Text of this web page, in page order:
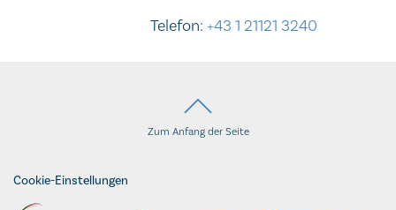
Telefon:+43 1 21121 3240
Zum Anfang der Seite
Cookie-Einstellungen